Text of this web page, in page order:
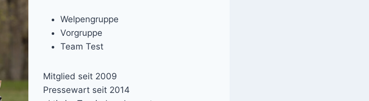
Welpengruppe
Vorgruppe
Team Test
Mitglied seit 2009
Pressewart seit 2014